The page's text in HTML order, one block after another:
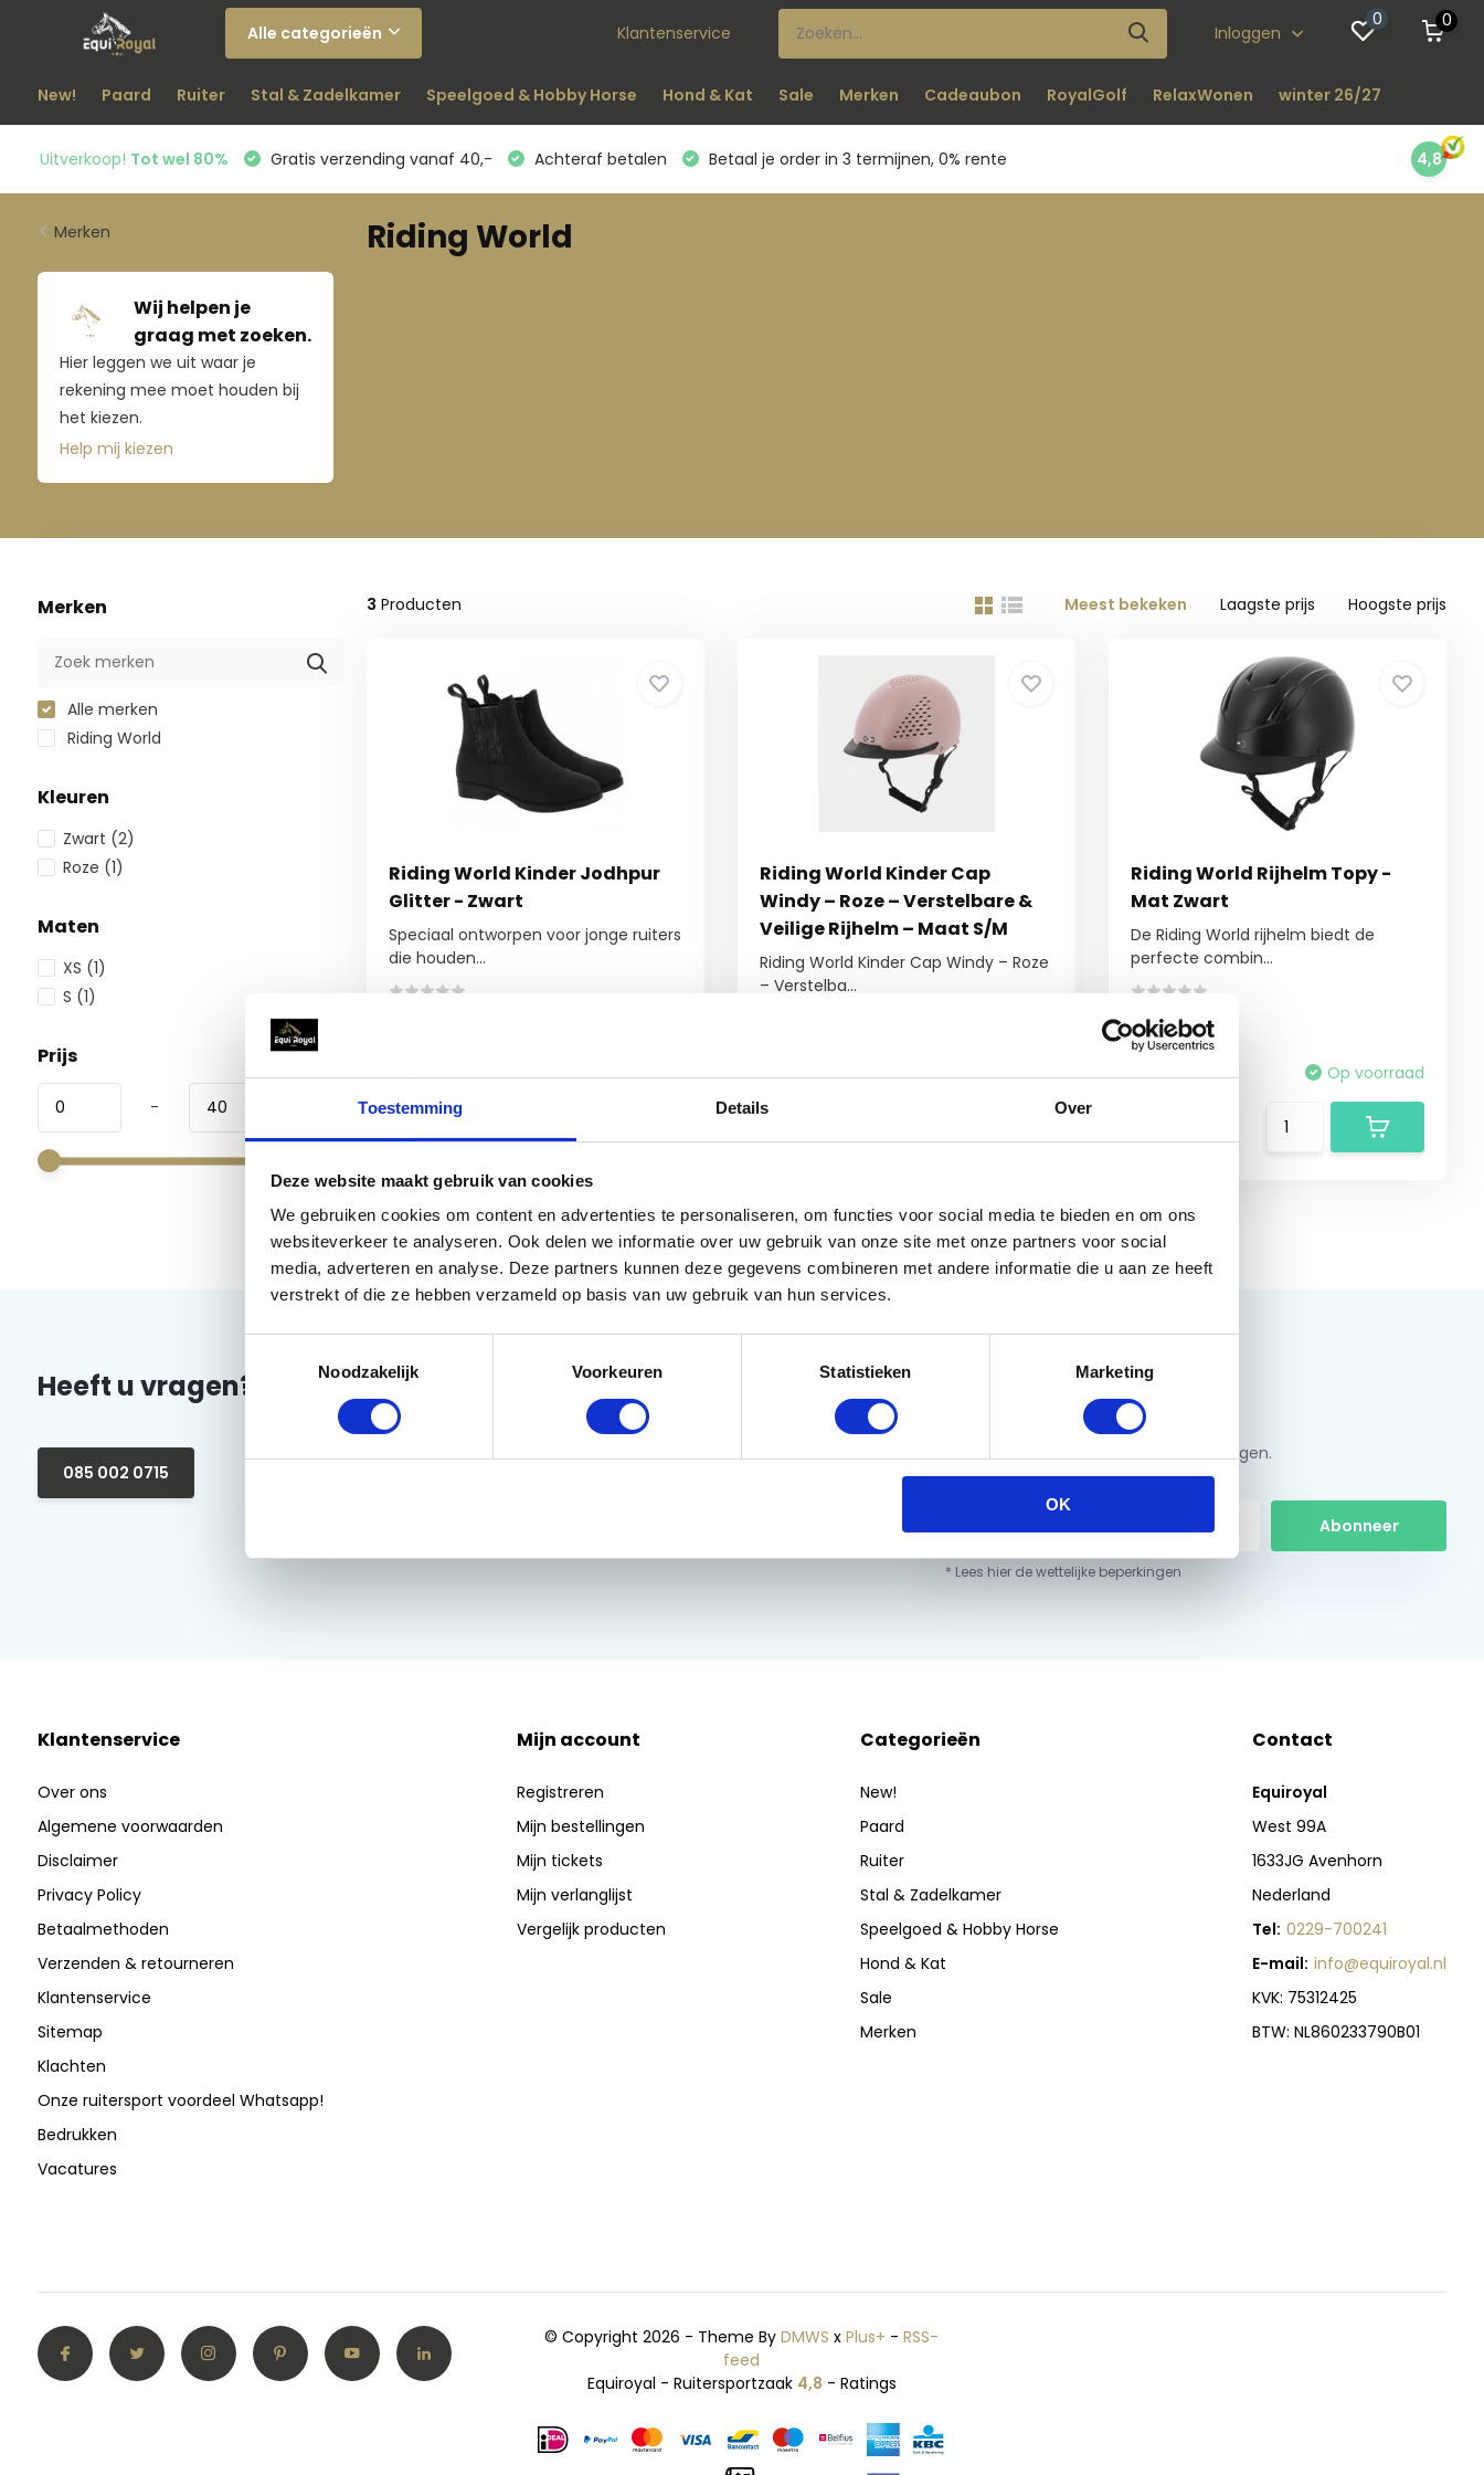
Toestemming Details Over
Deze website maakt gebruik van cookies
We gebruiken cookies om content en advertenties te personaliseren, om functies voor social media te bieden en om ons
websiteverkeer te analyseren. Ook delen we informatie over uw gebruik van onze site met onze partners voor social
media, adverteren en analyse. Deze partners kunnen deze gegevens combineren met andere informatie die u aan ze heeft
verstrekt of die ze hebben verzameld op basis van uw gebruik van hun services.
Noodzakelijk
Voorkeuren Statistieken Marketing
OK
Alle categorieën Klantenservice Inloggen
0 0
New! Paard Ruiter Stal & Zadelkamer Speelgoed & Hobby Horse Hond & Kat Sale Merken Cadeaubon RoyalGolf RelaxWonen winter 26/27
Uitverkoop! Tot wel 80% Gratis verzending vanaf 40,- Achteraf betalen Betaal je order in 3 termijnen, 0% rente 4,8
Merken
Wij helpen je
graag met zoeken.
Hier leggen we uit waar je
rekening mee moet houden bij
het kiezen.
Help mij kiezen
Riding World
Merken
Alle merken
Riding World
Kleuren
Zwart (2)
Roze (1)
Maten
XS (1)
S (1)
Prijs
-
3 Producten Meest bekeken Laagste prijs Hoogste prijs
Riding World Kinder Jodhpur
Glitter - Zwart
Speciaal ontworpen voor jonge ruiters
die houden...
Vergelijk Op voorraad
Riding World Kinder Cap
Windy – Roze – Verstelbare &
Veilige Rijhelm – Maat S/M
Riding World Kinder Cap Windy – Roze
– Verstelba...
Vergelijk Op voorraad
Riding World Rijhelm Topy -
Mat Zwart
De Riding World rijhelm biedt de
perfecte combin...
Vergelijk Op voorraad
Heeft u vragen?
085 002 0715
Bel of mail ons!
Binnen 24 uur antwoord op je vraag!
Schrijf u in en ontvang de beste kortingen.
Abonneer
* Lees hier de wettelijke beperkingen
Klantenservice
Over ons
Algemene voorwaarden
Disclaimer
Privacy Policy
Betaalmethoden
Verzenden & retourneren
Klantenservice
Sitemap
Klachten
Onze ruitersport voordeel Whatsapp!
Bedrukken
Vacatures
Mijn account
Registreren
Mijn bestellingen
Mijn tickets
Mijn verlanglijst
Vergelijk producten
Categorieën
New!
Paard
Ruiter
Stal & Zadelkamer
Speelgoed & Hobby Horse
Hond & Kat
Sale
Merken
Contact
Equiroyal
West 99A
1633JG Avenhorn
Nederland
Tel: 0229-700241
E-mail: info@equiroyal.nl
KVK: 75312425
BTW: NL860233790B01
© Copyright 2026 - Theme ByDMWS xPlus+ -RSS-
feed
Equiroyal - Ruitersportzaak 4,8 - Ratings